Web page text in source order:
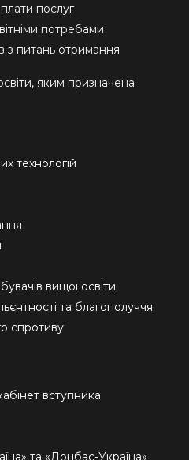
послуг
потребами
з питань отримання
яким призначена
технологій
вищої освіти
та благополуччя
спротиву
вступника
та «Донбас-Україна»